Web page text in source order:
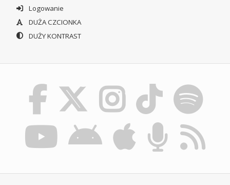
Logowanie
DUŻA CZCIONKA
DUŻY KONTRAST